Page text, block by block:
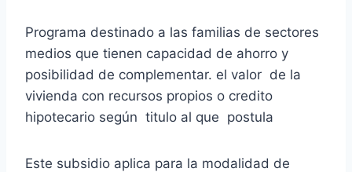
Programa destinado a las familias de sectores
medios que tienen capacidad de ahorro y
posibilidad de complementar. el valor de la
vivienda con recursos propios o credito
hipotecario según titulo al que postula
Este subsidio aplica para la modalidad de